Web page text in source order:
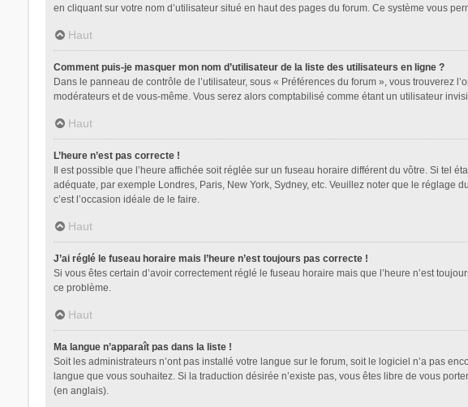
en cliquant sur votre nom d’utilisateur situé en haut des pages du forum. Ce système vous
Haut
Comment puis-je masquer mon nom d’utilisateur de la liste des utilisateurs en ligne ?
Dans le panneau de contrôle de l’utilisateur, sous « Préférences du forum », vous trouverez
modérateurs et de vous-même. Vous serez alors comptabilisé comme étant un utilisateur
Haut
L’heure n’est pas correcte !
Il est possible que l’heure affichée soit réglée sur un fuseau horaire différent du vôtre. Si tel
adéquate, par exemple Londres, Paris, New York, Sydney, etc. Veuillez noter que le réglage
c’est l’occasion idéale de le faire.
Haut
J’ai réglé le fuseau horaire mais l’heure n’est toujours pas correcte !
Si vous êtes certain d’avoir correctement réglé le fuseau horaire mais que l’heure n’est
ce problème.
Haut
Ma langue n’apparaît pas dans la liste !
Soit les administrateurs n’ont pas installé votre langue sur le forum, soit le logiciel n’a pas
langue que vous souhaitez. Si la traduction désirée n’existe pas, vous êtes libre de vous
(en anglais).